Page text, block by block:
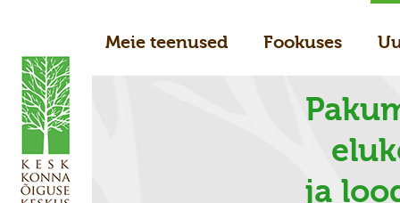
Meie teenused Fookuses
ja